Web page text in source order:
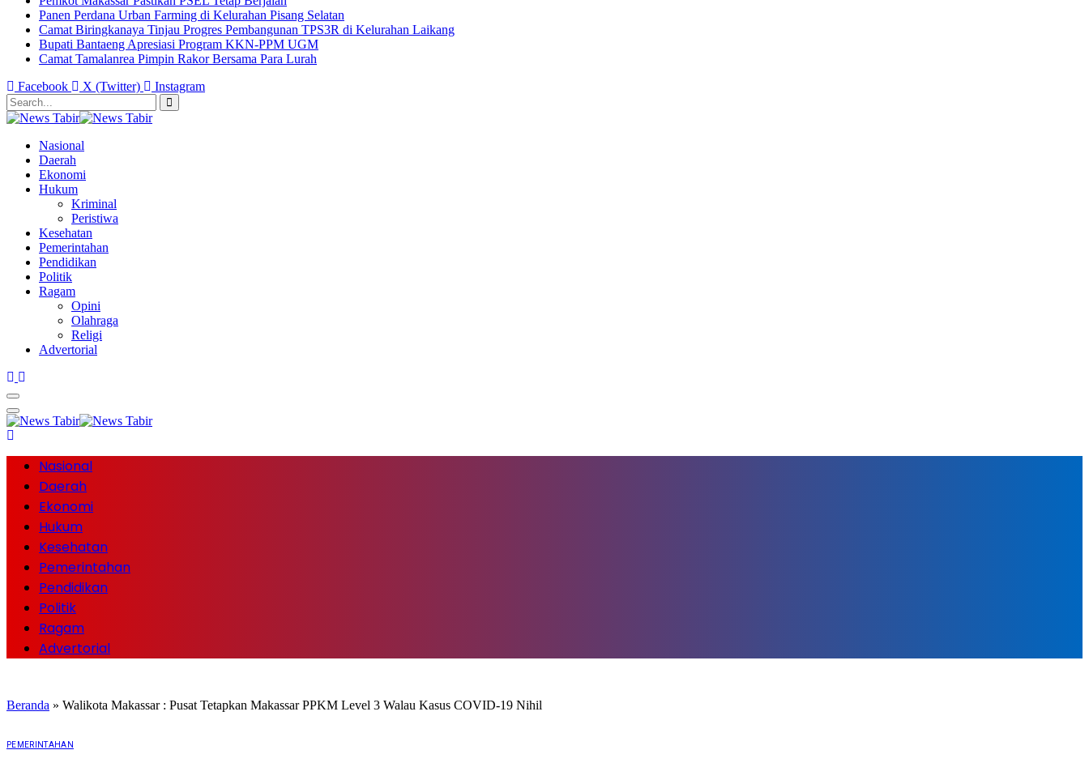
Panen Perdana Urban Farming di Kelurahan Pisang Selatan
Camat Biringkanaya Tinjau Progres Pembangunan TPS3R di Kelurahan Laikang
Bupati Bantaeng Apresiasi Program KKN-PPM UGM
Camat Tamalanrea Pimpin Rakor Bersama Para Lurah
Facebook
X (Twitter) Instagram
Nasional
Daerah
Ekonomi
Hukum
Kriminal
Peristiwa
Kesehatan
Pemerintahan
Pendidikan
Politik
Ragam
Opini
Olahraga
Religi
Advertorial
Nasional
Daerah
Ekonomi
Hukum
Kesehatan
Pemerintahan
Pendidikan
Politik
Ragam
Advertorial
Beranda » Walikota Makassar : Pusat Tetapkan Makassar PPKM Level 3 Walau Kasus COVID-19 Nihil
PEMERINTAHAN